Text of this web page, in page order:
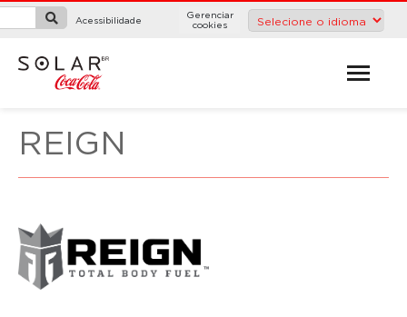
Acessibilidade
Gerenciar
cookies
REIGN